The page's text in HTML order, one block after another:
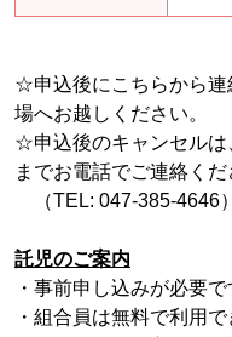
☆申込後にこちらから連
場へお越しください。
☆申込後のキャンセルは
までお電話でご連絡くだ
（TEL: 047-385-4646）
託児のご案内
・事前申し込みが必要で
・組合員は無料で利用で